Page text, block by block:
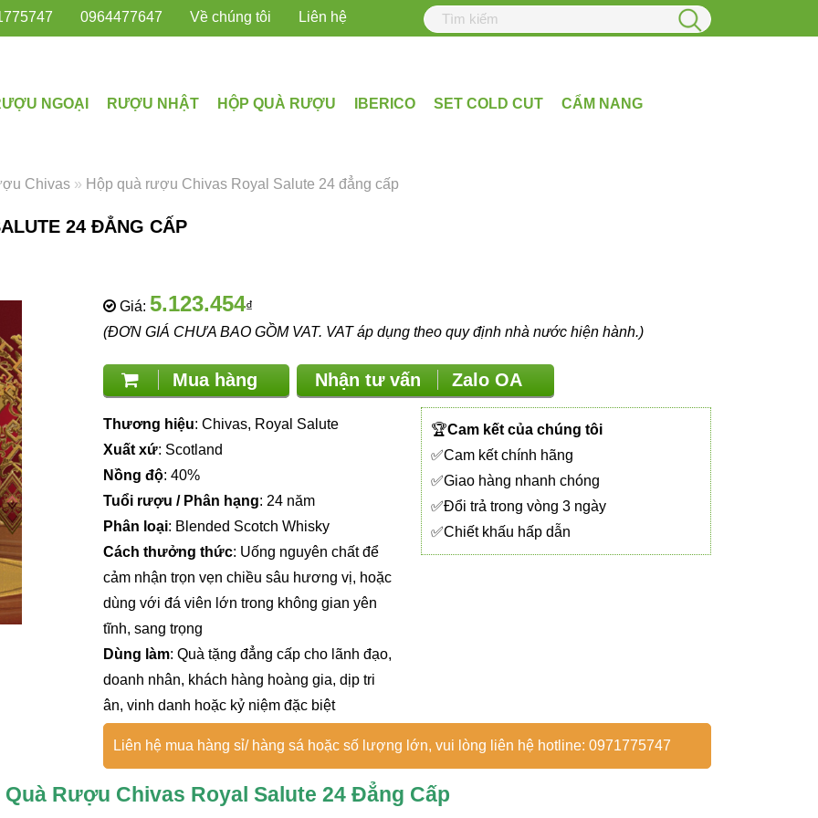
0964477647 Về chúng tôi Liên hệ
NGOẠI RƯỢU NHẬT HỘP QUÀ RƯỢU IBERICO SET COLD CUT CẨM NANG
Chivas » Hộp quà rượu Chivas Royal Salute 24 đẳng cấp
24 ĐẲNG CẤP
Giá: 5.123.454₫
(ĐƠN GIÁ CHƯA BAO GỒM VAT. VAT áp dụng theo quy định nhà nước hiện hành.)
Mua hàng Nhận tư vấn Zalo OA
Thương hiệu: Chivas, Royal Salute
Xuất xứ: Scotland
Nồng độ: 40%
Tuổi rượu / Phân hạng: 24 năm
Phân loại: Blended Scotch Whisky
Cách thưởng thức: Uống nguyên chất để
cảm nhận trọn vẹn chiều sâu hương vị, hoặc
dùng với đá viên lớn trong không gian yên
tĩnh, sang trọng
Dùng làm: Quà tặng đẳng cấp cho lãnh đạo,
doanh nhân, khách hàng hoàng gia, dịp tri
ân, vinh danh hoặc kỷ niệm đặc biệt
🏆Cam kết của chúng tôi
✅Cam kết chính hãng
✅Giao hàng nhanh chóng
✅Đổi trả trong vòng 3 ngày
✅Chiết khấu hấp dẫn
Liên hệ mua hàng sỉ/ hàng sá hoặc số lượng lớn, vui lòng liên hệ hotline: 0971775747
Quà Rượu Chivas Royal Salute 24 Đẳng Cấp